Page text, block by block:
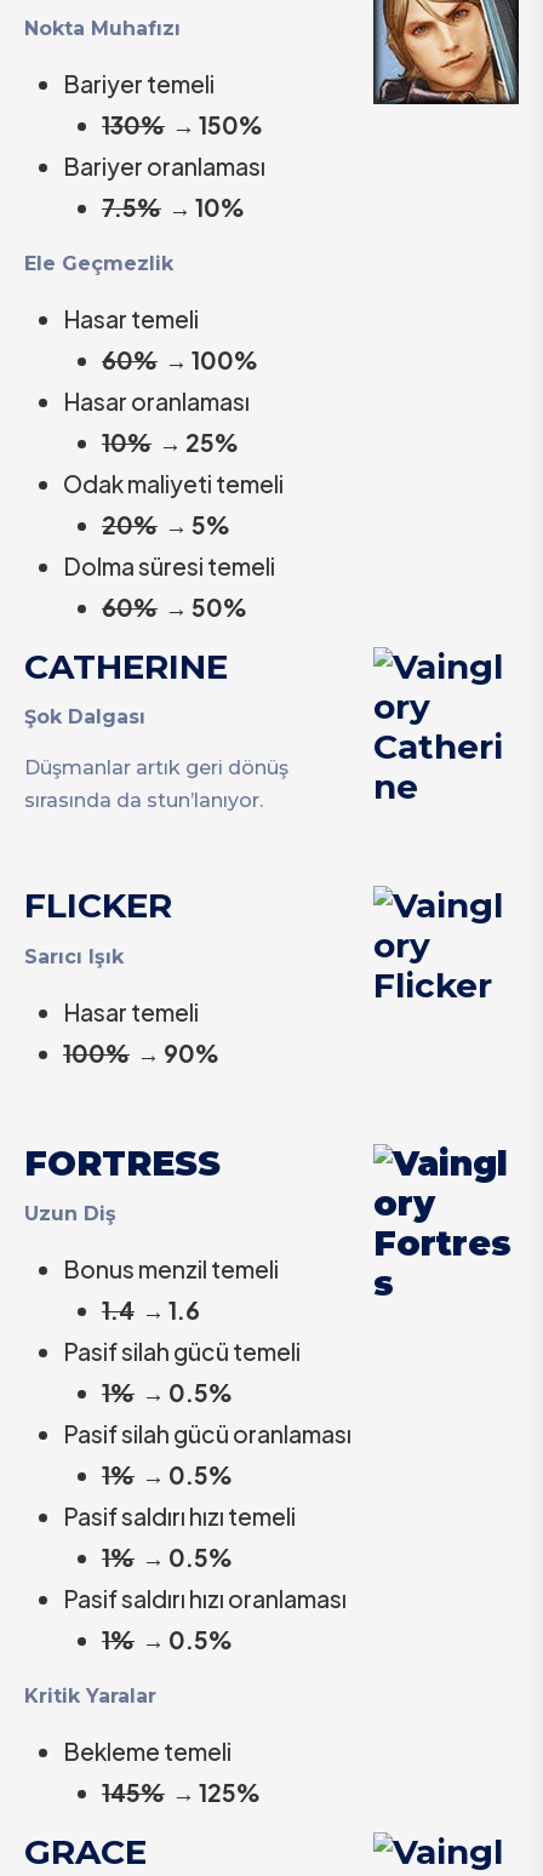
Nokta Muhafızı
Bariyer temeli
130% → 150%
Bariyer oranlaması
7.5% → 10%
Ele Geçmezlik
Hasar temeli
60% → 100%
Hasar oranlaması
10% → 25%
Odak maliyeti temeli
20% → 5%
Dolma süresi temeli
60% → 50%
CATHERINE
Şok Dalgası
Düşmanlar artık geri dönüş
sırasında da stun’lanıyor.
FLICKER
Sarıcı Işık
Hasar temeli
100% → 90%
FORTRESS
Uzun Diş
Bonus menzil temeli
1.4 → 1.6
Pasif silah gücü temeli
1% → 0.5%
Pasif silah gücü oranlaması
1% → 0.5%
Pasif saldırı hızı temeli
1% → 0.5%
Pasif saldırı hızı oranlaması
1% → 0.5%
Kritik Yaralar
Bekleme temeli
145% → 125%
GRACE